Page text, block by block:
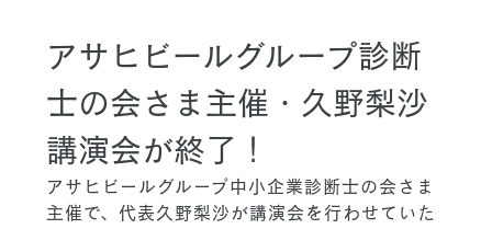
アサヒビールグループ診断
士の会さま主催・久野梨沙
講演会が終了！
アサヒビールグループ中小企業診断士の会さま
主催で、代表久野梨沙が講演会を行わせていた